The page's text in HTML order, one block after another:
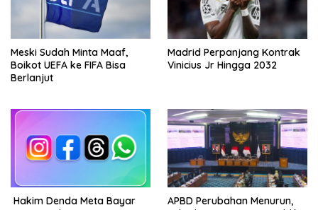
Meski Sudah Minta Maaf,
Boikot UEFA ke FIFA Bisa
Berlanjut
Madrid Perpanjang Kontrak
Vinicius Jr Hingga 2032
Hakim Denda Meta Bayar
APBD Perubahan Menurun,